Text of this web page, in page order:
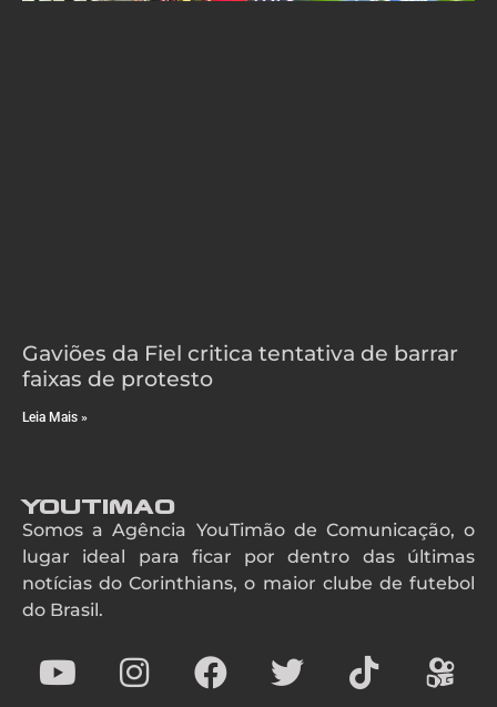
Gaviões da Fiel critica tentativa de barrar
faixas de protesto
Leia Mais »
YouTimao
Somos a Agência YouTimão de Comunicação, o
lugar ideal para ficar por dentro das últimas
notícias do Corinthians, o maior clube de futebol
do Brasil.